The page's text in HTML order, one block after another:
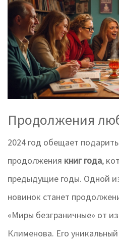
Продолжения
2024 год обещает
продолжения книг года,
предыдущие годы. Одной
новинок станет
«Миры безграничные» от
Клименова. Его